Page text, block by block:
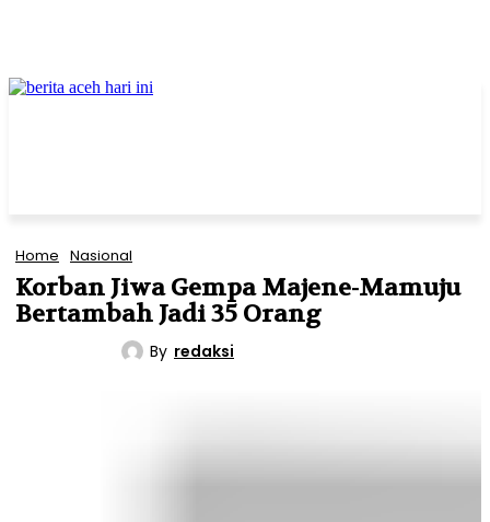
Home Nasional
Korban Jiwa Gempa Majene-Mamuju
Bertambah Jadi 35 Orang
By redaksi